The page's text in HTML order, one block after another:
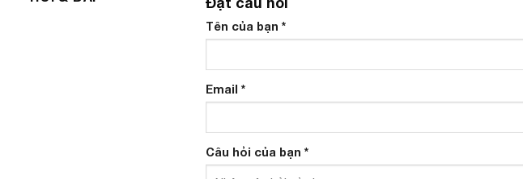
Tên của bạn *
Email *
Câu hỏi của bạn *